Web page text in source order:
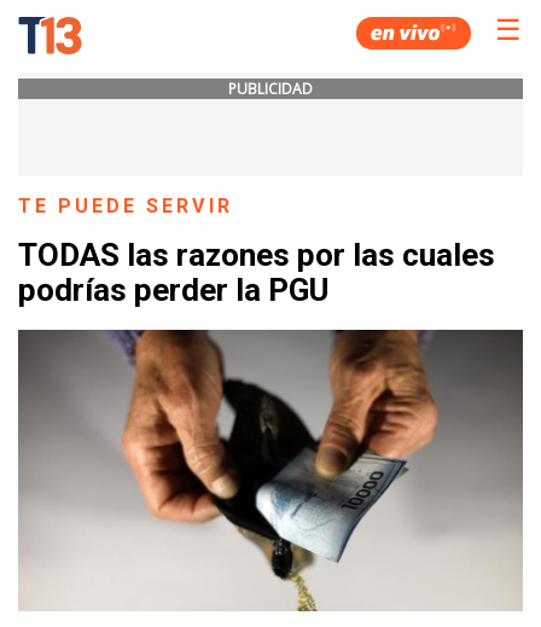
☰
PUBLICIDAD
TE PUEDE SERVIR
TODAS las razones por las cuales
podrías perder la PGU